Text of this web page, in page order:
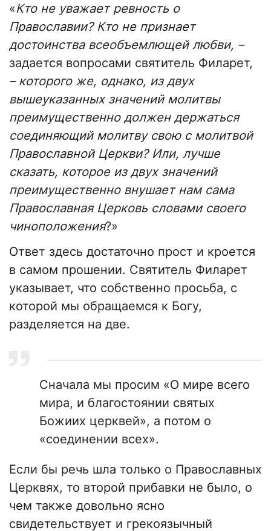
«Кто не уважает ревность о
Православии? Кто не признает
достоинства всеобъемлющей любви, –
задается вопросами святитель Филарет,
– которого же, однако, из двух
вышеуказанных значений молитвы
преимущественно должен держаться
соединяющий молитву свою с молитвой
Православной Церкви? Или, лучше
сказать, которое из двух значений
преимущественно внушает нам сама
Православная Церковь словами своего
чиноположения?»
Ответ здесь достаточно прост и кроется
в самом прошении. Святитель Филарет
указывает, что собственно просьба, с
которой мы обращаемся к Богу,
разделяется на две.
Сначала мы просим «О мире всего
мира, и благостоянии святых
Божиих церквей», а потом о
«соединении всех».
Если бы речь шла только о Православных
Церквях, то второй прибавки не было, о
чем также довольно ясно
свидетельствует и грекоязычный